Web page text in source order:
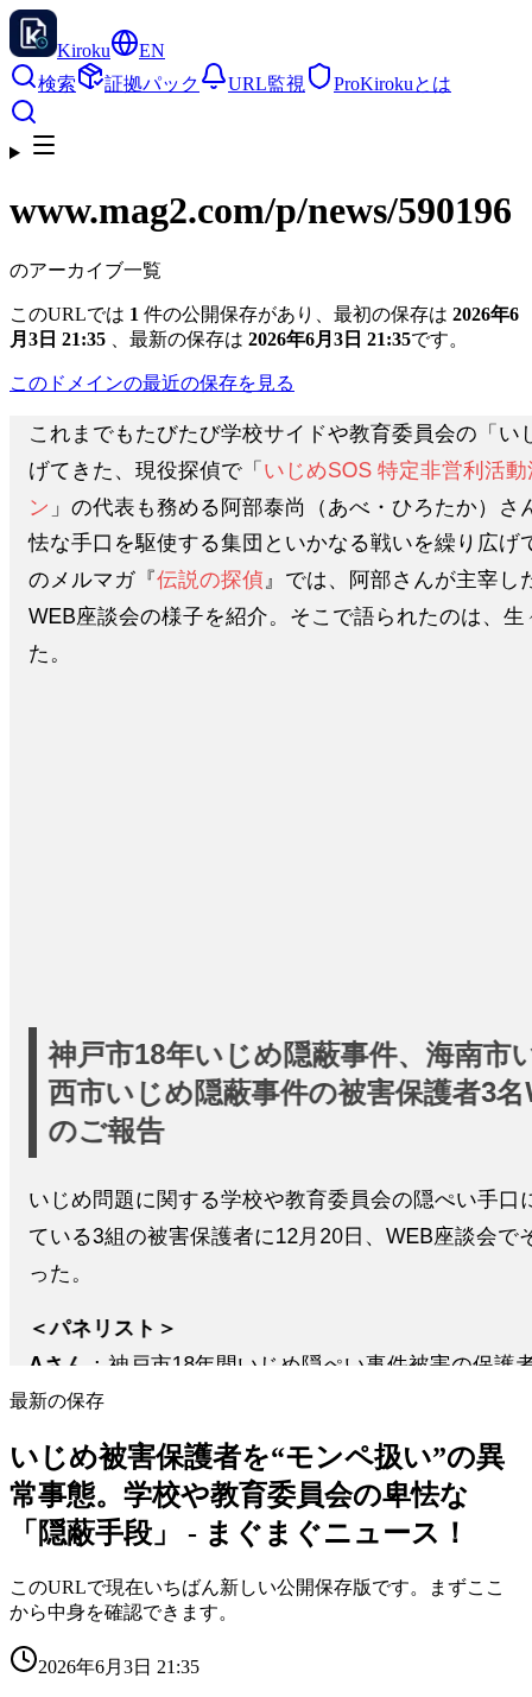
Kiroku
EN
検索
証拠パック URL監視 ProKirokuとは
www.mag2.com/p/news/590196
のアーカイブ一覧
このURLでは 1 件の公開保存があり、最初の保存は 2026年6
月3日 21:35
、最新の保存は 2026年6月3日 21:35です。
このドメインの最近の保存を見る
最新の保存
いじめ被害保護者を“モンペ扱い”の異
常事態。学校や教育委員会の卑怯な
「隠蔽手段」 - まぐまぐニュース！
このURLで現在いちばん新しい公開保存版です。まずここ
から中身を確認できます。
2026年6月3日 21:35